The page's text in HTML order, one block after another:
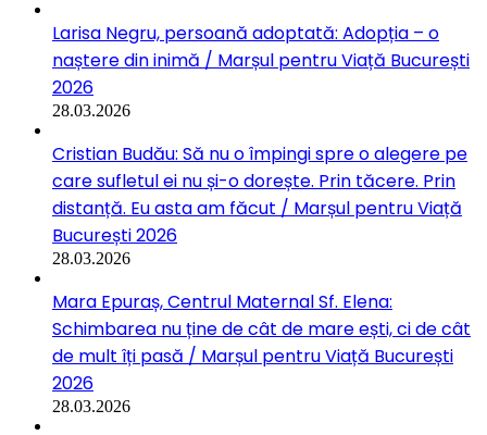
Larisa Negru, persoană adoptată: Adopția – o
naștere din inimă / Marșul pentru Viață București
2026
28.03.2026
Cristian Budău: Să nu o împingi spre o alegere pe
care sufletul ei nu și-o dorește. Prin tăcere. Prin
distanță. Eu asta am făcut / Marșul pentru Viață
București 2026
28.03.2026
Mara Epuraș, Centrul Maternal Sf. Elena:
Schimbarea nu ține de cât de mare ești, ci de cât
de mult îți pasă / Marșul pentru Viață București
2026
28.03.2026